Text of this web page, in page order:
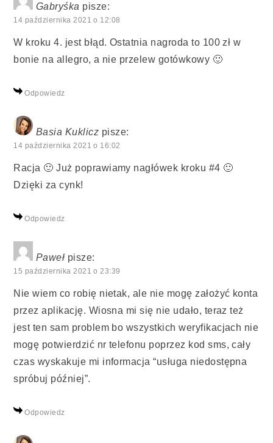
Gabryśka pisze:
14 października 2021 o 12:08
W kroku 4. jest błąd. Ostatnia nagroda to 100 zł w
bonie na allegro, a nie przelew gotówkowy 🙂
Odpowiedz
Basia Kuklicz pisze:
14 października 2021 o 16:02
Racja 🙂 Już poprawiamy nagłówek kroku #4 🙂
Dzięki za cynk!
Odpowiedz
Paweł pisze:
15 października 2021 o 23:39
Nie wiem co robię nietak, ale nie mogę założyć konta
przez aplikację. Wiosna mi się nie udało, teraz też
jest ten sam problem bo wszystkich weryfikacjach nie
mogę potwierdzić nr telefonu poprzez kod sms, cały
czas wyskakuje mi informacja “usługa niedostępna
spróbuj później”.
Odpowiedz